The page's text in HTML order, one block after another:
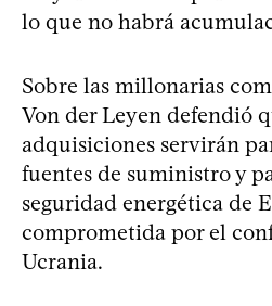
lo que no habrá
Sobre las millonarias
Von der Leyen defendió
adquisiciones servirán
fuentes de suministro y
seguridad energética de
comprometida por el
Ucrania.